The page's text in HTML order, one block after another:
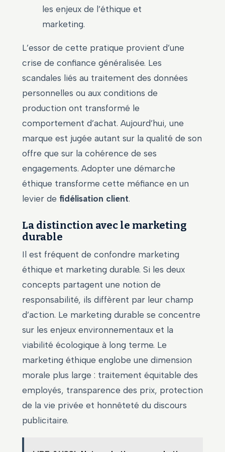
les enjeux de l’éthique et
marketing.
L’essor de cette pratique provient d’une
crise de confiance généralisée. Les
scandales liés au traitement des données
personnelles ou aux conditions de
production ont transformé le
comportement d’achat. Aujourd’hui, une
marque est jugée autant sur la qualité de son
offre que sur la cohérence de ses
engagements. Adopter une démarche
éthique transforme cette méfiance en un
levier de fidélisation client.
La distinction avec le marketing
durable
Il est fréquent de confondre marketing
éthique et marketing durable. Si les deux
concepts partagent une notion de
responsabilité, ils diffèrent par leur champ
d’action. Le marketing durable se concentre
sur les enjeux environnementaux et la
viabilité écologique à long terme. Le
marketing éthique englobe une dimension
morale plus large : traitement équitable des
employés, transparence des prix, protection
de la vie privée et honnêteté du discours
publicitaire.